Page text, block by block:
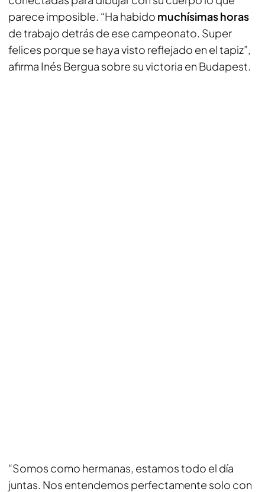
parece imposible. “Ha habido muchísimas horas
de trabajo detrás de ese campeonato. Super
felices porque se haya visto reflejado en el tapiz”,
afirma Inés Bergua sobre su victoria en Budapest.
“Somos como hermanas, estamos todo el día
juntas. Nos entendemos perfectamente solo con